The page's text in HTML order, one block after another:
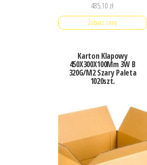
485,10 zł
Zobacz cenę
Karton Klapowy
450X300X100Mm 3W B
320G/M2 Szary Paleta
1020szt.